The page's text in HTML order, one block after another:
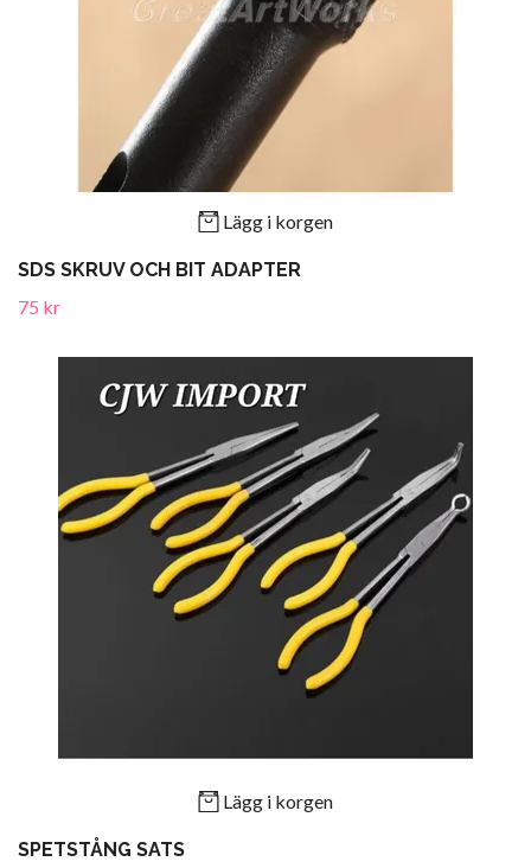
Lägg i korgen
SDS SKRUV OCH BIT ADAPTER
75 kr
Lägg i korgen
SPETSTÅNG SATS